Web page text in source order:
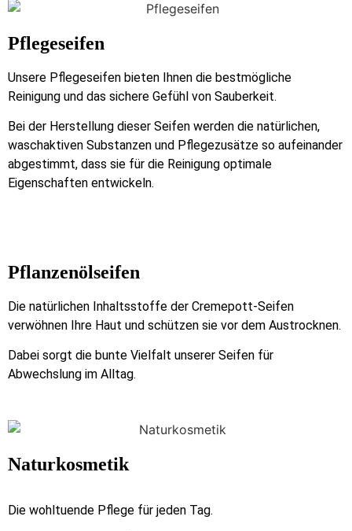
Pflegeseifen
Unsere Pflegeseifen bieten Ihnen die bestmögliche
Reinigung und das sichere Gefühl von Sauberkeit.
Bei der Herstellung dieser Seifen werden die natürlichen,
waschaktiven Substanzen und Pflegezusätze so aufeinander
abgestimmt, dass sie für die Reinigung optimale
Eigenschaften entwickeln.
Pflanzenölseifen
Die natürlichen Inhaltsstoffe der Cremepott-Seifen
verwöhnen Ihre Haut und schützen sie vor dem Austrocknen.
Dabei sorgt die bunte Vielfalt unserer Seifen für
Abwechslung im Alltag.
Naturkosmetik
Die wohltuende Pflege für jeden Tag.